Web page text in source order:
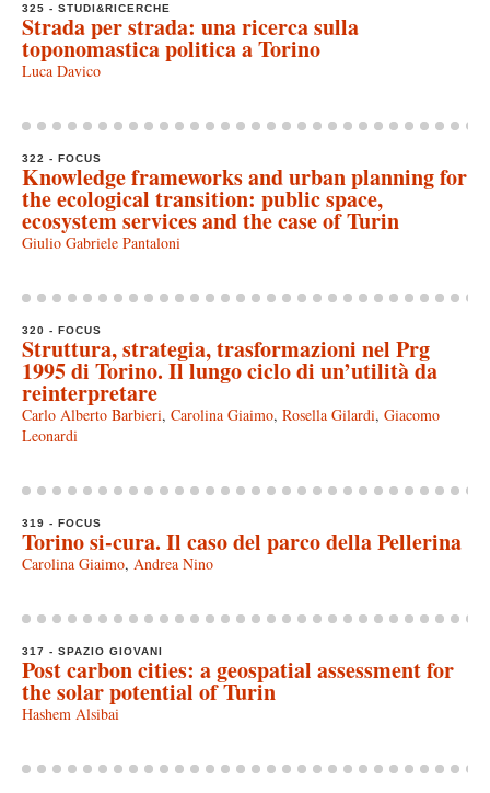
325 - STUDI&RICERCHE
Strada per strada: una ricerca sulla
toponomastica politica a Torino
Luca Davico
322 - FOCUS
Knowledge frameworks and urban planning for
the ecological transition: public space,
ecosystem services and the case of Turin
Giulio Gabriele Pantaloni
320 - FOCUS
Struttura, strategia, trasformazioni nel Prg
1995 di Torino. Il lungo ciclo di un’utilità da
reinterpretare
Carlo Alberto Barbieri, Carolina Giaimo, Rosella Gilardi, Giacomo
Leonardi
319 - FOCUS
Torino si-cura. Il caso del parco della Pellerina
Carolina Giaimo, Andrea Nino
317 - SPAZIO GIOVANI
Post carbon cities: a geospatial assessment for
the solar potential of Turin
Hashem Alsibai